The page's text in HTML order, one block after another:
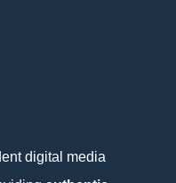
digital media